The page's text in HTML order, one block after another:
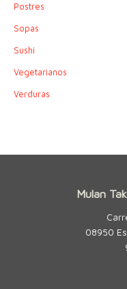
Postres
Sopas
Sushi
Vegetarianos
Verduras
Mulan
08950